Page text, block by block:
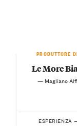
PRODUTTORE
Le More
— Magliano
ESPERIENZA